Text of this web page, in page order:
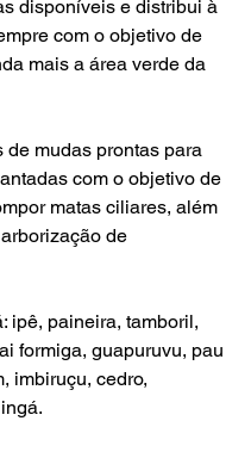
disponíveis e distribui à
com o objetivo de
mais a área verde da
de mudas prontas para
com o objetivo de
matas ciliares, além
de
ipê, paineira, tamboril,
formiga, guapuruvu, pau
imbiruçu, cedro,